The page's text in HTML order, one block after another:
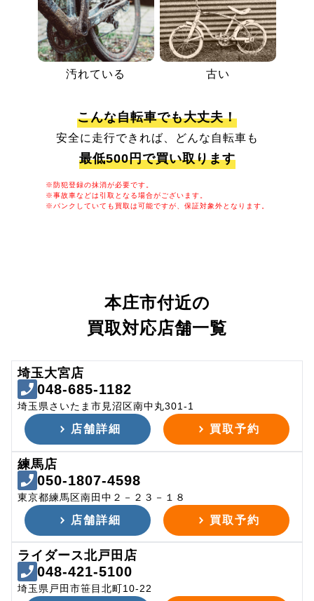
汚れている 古い
こんな自転車でも大丈夫！
安全に走行できれば、どんな自転車も
最低500円で買い取ります
※防犯登録の抹消が必要です。
※事故車などは引取となる場合がございます。
※パンクしていても買取は可能ですが、保証対象外となります。
本庄市付近の
買取対応店舗一覧
埼玉大宮店
048-685-1182
埼玉県さいたま市見沼区南中丸301-1
店舗詳細 買取予約
練馬店
050-1807-4598
東京都練馬区南田中２－２３－１８
店舗詳細 買取予約
ライダース北戸田店
048-421-5100
埼玉県戸田市笹目北町10-22